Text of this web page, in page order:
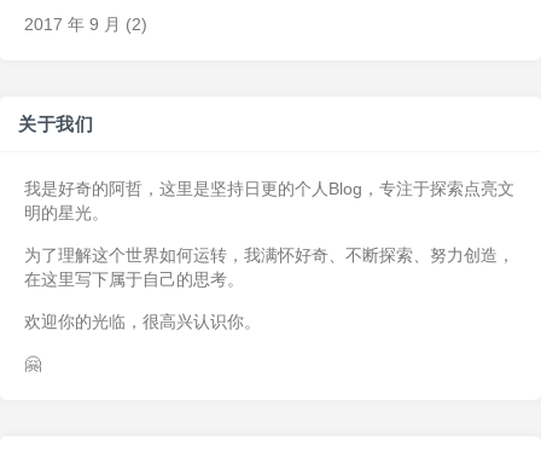
2017 年 9 月 (2)
关于我们
我是好奇的阿哲，这里是坚持日更的个人Blog，专注于探索点亮文
明的星光。
为了理解这个世界如何运转，我满怀好奇、不断探索、努力创造，
在这里写下属于自己的思考。
欢迎你的光临，很高兴认识你。
🤗